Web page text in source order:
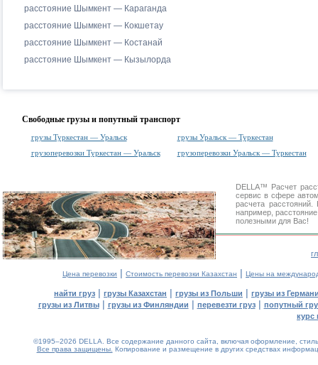
расстояние Шымкент — Караганда
расстояние Шымкент — Кокшетау
расстояние Шымкент — Костанай
расстояние Шымкент — Кызылорда
Свободные грузы и попутный транспорт
грузы Туркестан — Уральск
грузы Уральск — Туркестан
грузоперевозки Туркестан — Уральск
грузоперевозки Уральск — Туркестан
DELLA™ Расчет
сервис в сфере
расчета
например,
полезными для Вас!
Цена перевозки | Стоимость перевозки Казахстан | Цены на
найти груз | грузы Казахстан | грузы из Польши | грузы из
грузы из Литвы| грузы из Финляндии | перевезти груз| попутный
курс
©1995–2026 DELLA. Все содержание данного сайта, включая оформление,
Все права защищены. Копирование и размещение в других средствах